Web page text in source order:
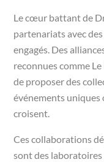
Le cœur battant de
partenariats avec
engagés. Des
reconnues comme
de proposer des
événements uniques
croisent.
Ces collaborations
sont des